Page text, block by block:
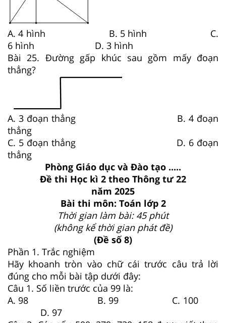
A. 4 hình B. 5 hình C.
6 hình D. 3 hình
Bài 25. Đường gấp khúc sau gồm mấy đoạn
thẳng?
A. 3 đoạn thẳng B. 4 đoạn
thẳng
C. 5 đoạn thẳng D. 6 đoạn
thẳng
Phòng Giáo dục và Đào tạo .....
Đề thi Học kì 2 theo Thông tư 22
năm 2025
Bài thi môn: Toán lớp 2
Thời gian làm bài: 45 phút
(không kể thời gian phát đề)
(Đề số 8)
Phần 1. Trắc nghiệm
Hãy khoanh tròn vào chữ cái trước câu trả lời
đúng cho mỗi bài tập dưới đây:
Câu 1. Số liền trước của 99 là:
A. 98 B. 99 C. 100
D. 97